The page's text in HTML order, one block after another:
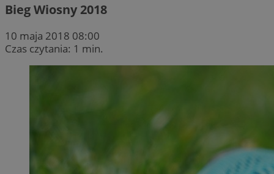
Bieg Wiosny 2018
10 maja 2018 08:00
Czas czytania: 1 min.